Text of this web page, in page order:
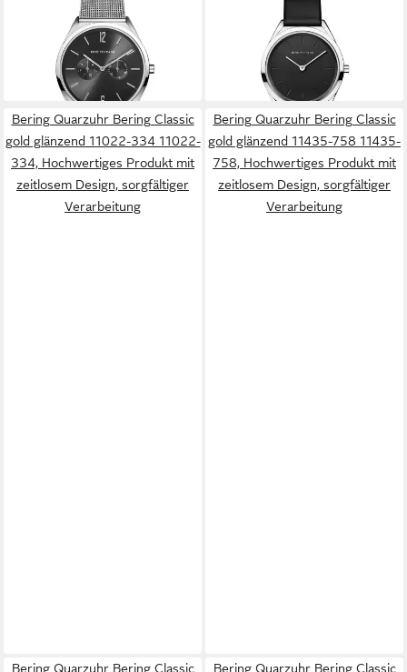
Quarzuhr Ultra Slim
UVP 149,00 €
lieferbar - in 2-3 Werktagen bei dir
Quarzuhr 17031-402
UVP169,00 €
lieferbar - in 2-3 Werktagen bei dir
Bering Quarzuhr Bering Classic
gold glänzend 11022-334 11022-
334, Hochwertiges Produkt mit
zeitlosem Design, sorgfältiger
Verarbeitung
Bering Quarzuhr Bering Classic
gold glänzend 11435-758 11435-
758, Hochwertiges Produkt mit
zeitlosem Design, sorgfältiger
Verarbeitung
Bering Quarzuhr Bering Classic
Bering Quarzuhr Bering Classic